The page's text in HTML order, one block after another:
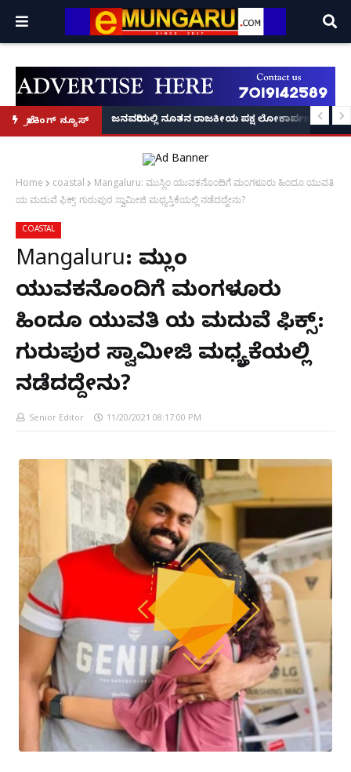
ಬ್ರೇಕಿಂಗ್ ನ್ಯೂಸ್
ಕಥೆ!
8 ಅಡಿಗೂ ಹೆಚ್ಚು ಉದ್ದದ ಕೂದಲು ಬೆಳೆಸಿ ಗಿನ್ನಿಸ್ ವಿಶ್ವ ದಾಖಲೆ ಬರೆದ ಭಾರತದ ರೇಣು
ಜನವರಿಯಲ್ಲಿ ನೂತನ ರಾಜಕೀಯ ಪಕ್ಷ ಲೋಕಾರ್ಪಣೆ – ನಟ
Home coastal
Mangaluru: ಮುಸ್ಲಿಂ ಯುವಕನೊಂದಿಗೆ ಮಂಗಳೂರು ಹಿಂದೂ ಯುವತಿ
ಯ ಮದುವೆ ಫಿಕ್ಸ್: ಗುರುಪುರ ಸ್ವಾಮೀಜಿ ಮಧ್ಯಸ್ತಿಕೆಯಲ್ಲಿ ನಡೆದದ್ದೇನು?
COASTAL
Mangaluru: ಮುಸ್ಲಿಂ
ಯುವಕನೊಂದಿಗೆ ಮಂಗಳೂರು
ಹಿಂದೂ ಯುವತಿ ಯ ಮದುವೆ ಫಿಕ್ಸ್:
ಗುರುಪುರ ಸ್ವಾಮೀಜಿ ಮಧ್ಯಸ್ತಿಕೆಯಲ್ಲಿ
ನಡೆದದ್ದೇನು?
Senior Editor 11/20/2021 08:17:00 PM